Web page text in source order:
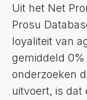
Uit het Net
Prosu
loyaliteit van
gemiddeld
onderzoeken
uitvoert, is dat